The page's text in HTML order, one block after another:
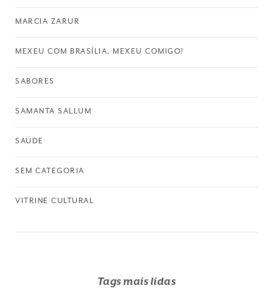
MARCIA ZARUR
MEXEU COM BRASÍLIA, MEXEU COMIGO!
SABORES
SAMANTA SALLUM
SAÚDE
SEM CATEGORIA
VITRINE CULTURAL
Tags mais lidas